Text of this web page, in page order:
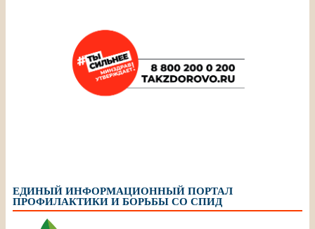
ЕДИНЫЙ ИНФОРМАЦИОННЫЙ ПОРТАЛ
ПРОФИЛАКТИКИ И БОРЬБЫ СО СПИД